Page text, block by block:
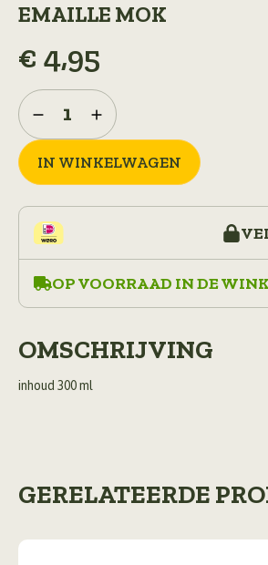
EMAILLE MOK
€ 4,95
Emaille
mok
aantal
IN WINKELWAGEN
OP VOORRAAD IN DE
OMSCHRIJVING
inhoud 300 ml
GERELATEERDE